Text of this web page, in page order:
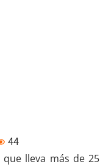
44
lleva más de